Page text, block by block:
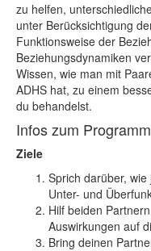
zu helfen,
unter Berücksichtigung
Funktionsweise der
Beziehungsdynamiken
Wissen, wie man mit
ADHS hat, zu einem
du behandelst.
Infos zum Programm
Ziele
Sprich darüber,
Unter- und
Hilf beiden
Auswirkungen auf
Bring deinen